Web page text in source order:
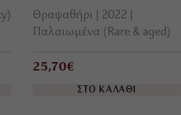
Θραψαθήρι
2022
Παλαιωμένα (Rare & aged)
25,70€
ΣΤΟ ΚΑΛΑΘΙ